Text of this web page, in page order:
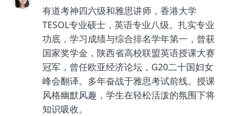
有道考神四六级和雅思讲师，香港大学
TESOL专业硕士，英语专业八级。扎实专业
功底，学习成绩与综合排名学年第一，曾获
国家奖学金，陕西省高校联盟英语授课大赛
冠军，曾任欧亚经济论坛，G20二十国妇女
峰会翻译。多年奋战于雅思考试前线。授课
风格幽默风趣，学生在轻松活泼的氛围下将
知识吸收。